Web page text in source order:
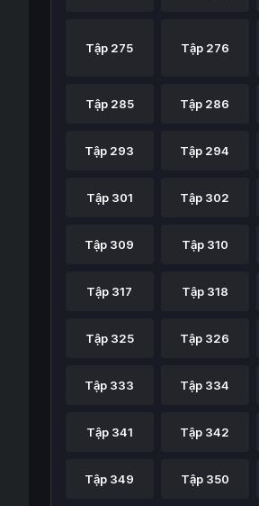
Tập 275 Tập 276
Tập 285 Tập 286
Tập 293 Tập 294
Tập 301 Tập 302
Tập 309 Tập 310
Tập 317 Tập 318
Tập 325 Tập 326
Tập 333 Tập 334
Tập 341 Tập 342
Tập 349 Tập 350